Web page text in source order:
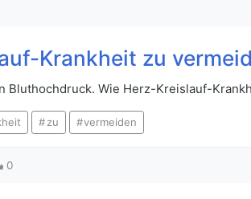
Krankheit zu
Bluthochdruck. Wie Herz-Kreislauf-
zu vermeiden
0